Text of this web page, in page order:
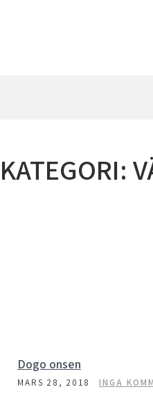
KATEGORI:
Dogo onsen
MARS 28, 2018 INGA